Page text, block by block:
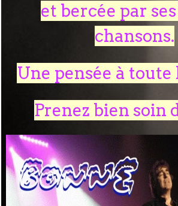
et bercée par
chansons.
Une pensée à
Prenez bien soin